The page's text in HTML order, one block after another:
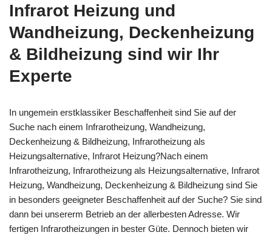
Infrarot Heizung und
Wandheizung, Deckenheizung
& Bildheizung sind wir Ihr
Experte
In ungemein erstklassiker Beschaffenheit sind Sie auf der
Suche nach einem Infrarotheizung, Wandheizung,
Deckenheizung & Bildheizung, Infrarotheizung als
Heizungsalternative, Infrarot Heizung?Nach einem
Infrarotheizung, Infrarotheizung als Heizungsalternative, Infrarot
Heizung, Wandheizung, Deckenheizung & Bildheizung sind Sie
in besonders geeigneter Beschaffenheit auf der Suche? Sie sind
dann bei unsererm Betrieb an der allerbesten Adresse. Wir
fertigen Infrarotheizungen in bester Güte. Dennoch bieten wir